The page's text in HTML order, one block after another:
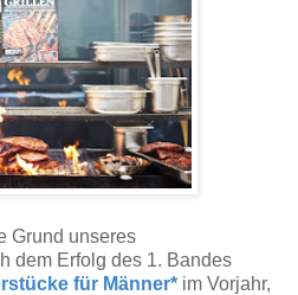
Grund unseres
dem Erfolg des 1. Bandes
für Männer* im Vorjahr,